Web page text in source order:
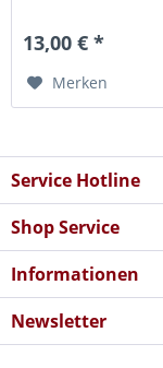
13,00 € *
Merken
Service Hotline
Shop Service
Informationen
Newsletter